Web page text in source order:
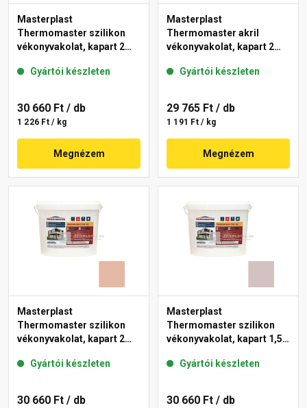
Masterplast
Thermomaster szilikon
vékonyvakolat, kapart 2
Gyártói készleten
30 660 Ft / db
1 226 Ft / kg
Megnézem
Masterplast
Thermomaster akril
vékonyvakolat, kapart 2
Gyártói készleten
29 765 Ft / db
1 191 Ft / kg
Megnézem
Masterplast
Thermomaster szilikon
vékonyvakolat, kapart 2
Gyártói készleten
30 660 Ft / db
Masterplast
Thermomaster szilikon
vékonyvakolat, kapart 1,5
Gyártói készleten
30 660 Ft / db